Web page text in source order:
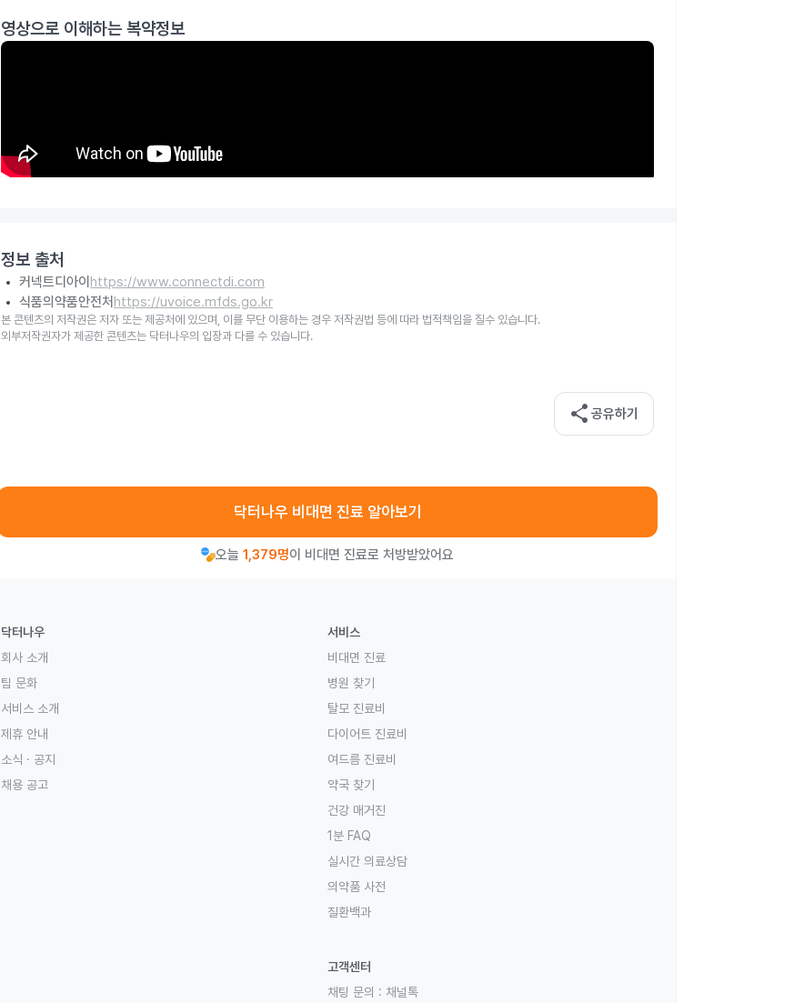
영상으로 이해하는 복약정보
정보 출처
커넥트디아이 https://www.connectdi.com
식품의약품안전처 https://uvoice.mfds.go.kr
본 콘텐츠의 저작권은 저자 또는 제공처에 있으며, 이를 무단 이용하는 경우 저작권법 등에 따라 법적책임을 질수 있습니다.
외부저작권자가 제공한 콘텐츠는 닥터나우의 입장과 다를 수 있습니다.
share 공유하기
닥터나우 비대면 진료 알아보기
오늘 1,379명이 비대면 진료로 처방받았어요
닥터나우
회사 소개
팀 문화
서비스 소개
제휴 안내
소식 · 공지
채용 공고
서비스
비대면 진료
병원 찾기
탈모 진료비
다이어트 진료비
여드름 진료비
약국 찾기
건강 매거진
1분 FAQ
실시간 의료상담
의약품 사전
질환백과
고객센터
채팅 문의 : 채널톡